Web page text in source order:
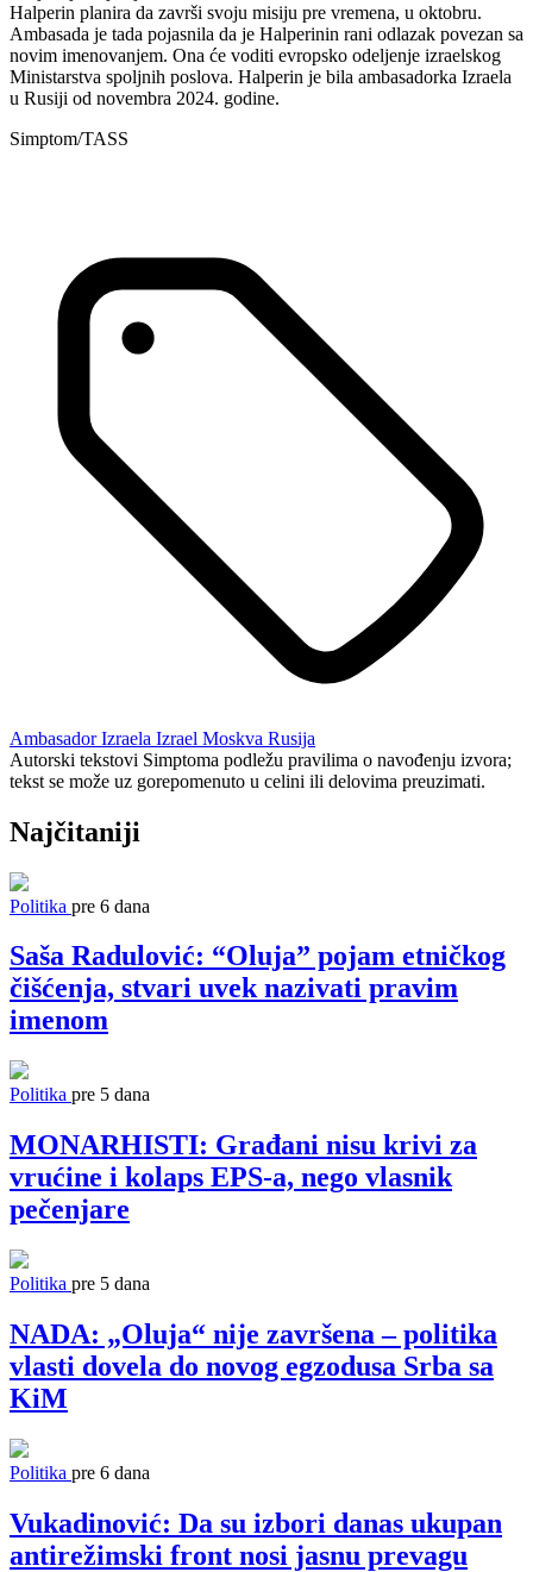
Halperin planira da završi svoju misiju pre vremena, u oktobru.
Ambasada je tada pojasnila da je Halperinin rani odlazak povezan sa
novim imenovanjem. Ona će voditi evropsko odeljenje izraelskog
Ministarstva spoljnih poslova. Halperin je bila ambasadorka Izraela
u Rusiji od novembra 2024. godine.
Simptom/TASS
Ambasador Izraela Izrael Moskva Rusija
Autorski tekstovi Simptoma podležu pravilima o navođenju izvora;
tekst se može uz gorepomenuto u celini ili delovima preuzimati.
Najčitaniji
Politika pre 6 dana
Saša Radulović: “Oluja” pojam etničkog
čišćenja, stvari uvek nazivati pravim
imenom
Politika pre 5 dana
MONARHISTI: Građani nisu krivi za
vrućine i kolaps EPS-a, nego vlasnik
pečenjare
Politika pre 5 dana
NADA: „Oluja“ nije završena – politika
vlasti dovela do novog egzodusa Srba sa
KiM
Politika pre 6 dana
Vukadinović: Da su izbori danas ukupan
antirežimski front nosi jasnu prevagu